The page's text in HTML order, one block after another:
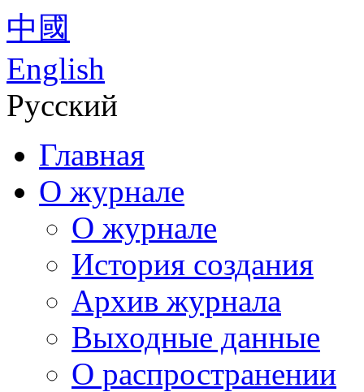
中國
English
Русский
Главная
О журнале
О журнале
История создания
Архив журнала
Выходные данные
О распространении